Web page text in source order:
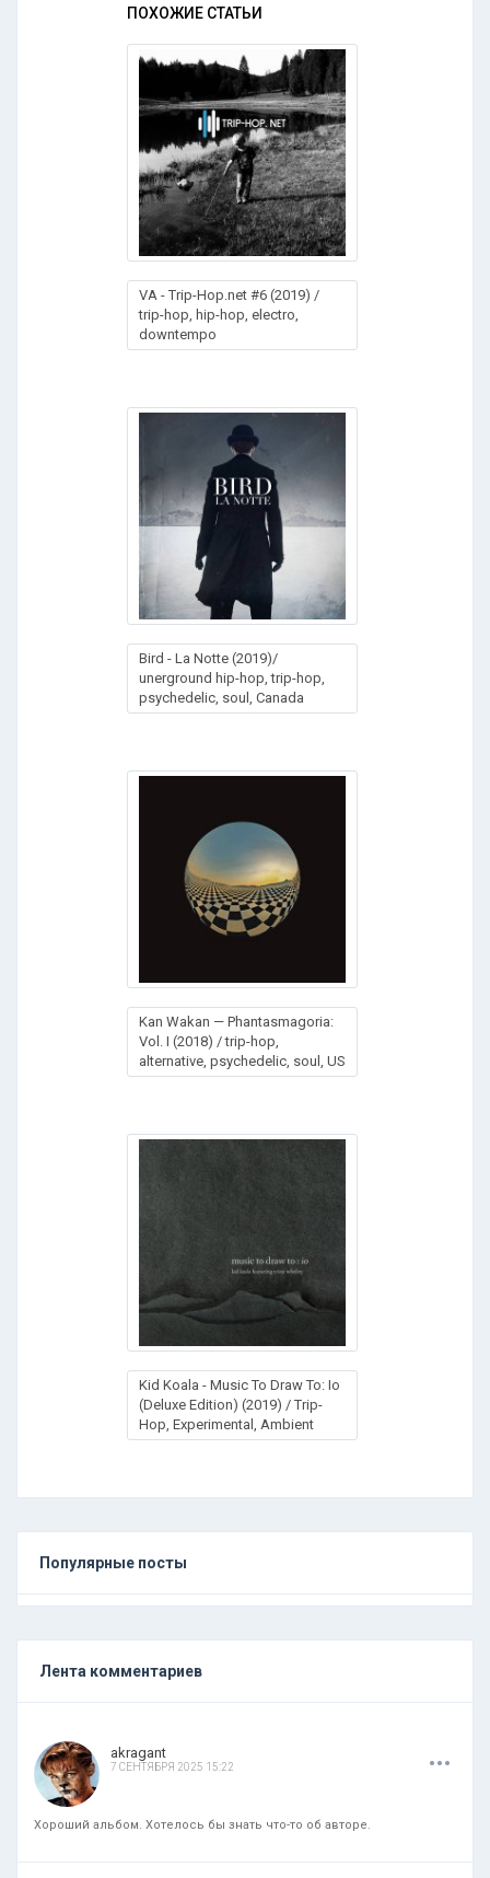
ПОХОЖИЕ СТАТЬИ
VA - Trip-Hop.net #6 (2019) /
trip-hop, hip-hop, electro,
downtempo
Bird - La Notte (2019)/
unerground hip-hop, trip-hop,
psychedelic, soul, Canada
Kan Wakan — Phantasmagoria:
Vol. I (2018) / trip-hop,
alternative, psychedelic, soul, US
Kid Koala - Music To Draw To: Io
(Deluxe Edition) (2019) / Trip-
Hop, Experimental, Ambient
Популярные посты
Лента комментариев
akragant
7 СЕНТЯБРЯ 2025 15:22 ...
Хороший альбом. Хотелось бы знать что-то об авторе.